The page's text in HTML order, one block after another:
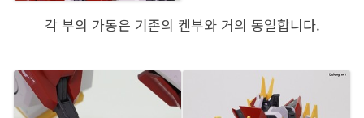
각 부의 가동은 기존의 켄부와 거의 동일합니다.